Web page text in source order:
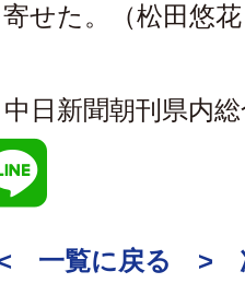
せた。（松田悠
日新聞朝刊県内
一覧に戻る >